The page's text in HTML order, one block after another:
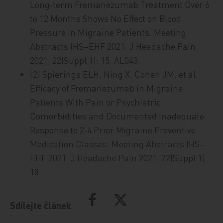
Long‑term Fremanezumab Treatment Over 6
to 12 Months Shows No Effect on Blood
Pressure in Migraine Patients. Meeting
Abstracts IHS–EHF 2021. J Headache Pain
2021; 22(Suppl 1): 15. AL043.
[2] Spierings ELH, Ning X, Cohen JM, et al.
Efficacy of Fremanezumab in Migraine
Patients With Pain or Psychiatric
Comorbidities and Documented Inadequate
Response to 2‑4 Prior Migraine Preventive
Medication Classes. Meeting Abstracts IHS–
EHF 2021. J Headache Pain 2021; 22(Suppl 1):
18.
Sdílejte článek